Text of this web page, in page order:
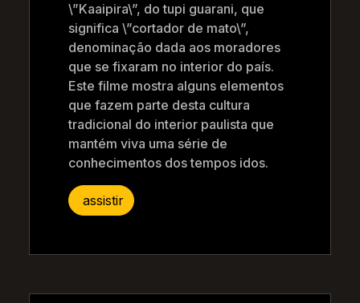
\”Kaaipira\”, do tupi guarani, que
significa \”cortador de mato\”,
denominação dada aos moradores
que se fixaram no interior do país.
Este filme mostra alguns elementos
que fazem parte desta cultura
tradicional do interior paulista que
mantém viva uma série de
conhecimentos dos tempos idos.
assistir